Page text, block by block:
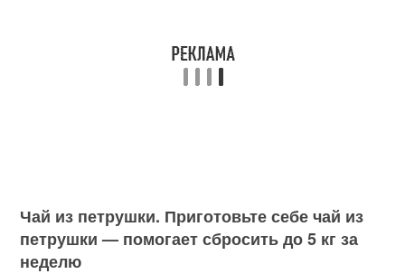
Чай из петрушки. Приготовьте себе чай из
петрушки — помогает сбросить до 5 кг за
неделю